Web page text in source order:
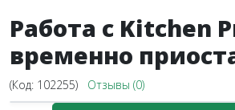
Работа с Kitchen
временно
(Код: 102255) Отзывы (0)